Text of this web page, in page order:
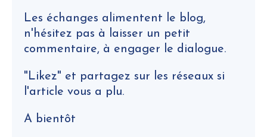
Les échanges alimentent le blog,
n'hésitez pas à laisser un petit
commentaire, à engager le dialogue.
"Likez" et partagez sur les réseaux si
l'article vous a plu.
A bientôt